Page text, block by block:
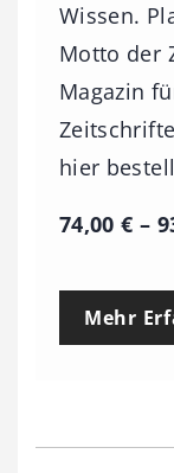
Wissen.
Motto der
Magazin
hier
74,00€ –
Mehr